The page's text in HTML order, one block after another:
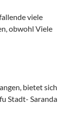
viele
obwohl Viele
bietet sich
Stadt- Saranda